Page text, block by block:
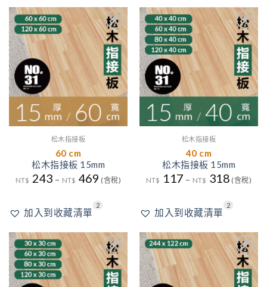
加入
到收
藏清
單
2
松木指接板
60 cm
松木指接板 15mm
NT$ 243 – NT$ 469 (含稅)
加入到收藏清單
2
加入
到收
藏清
單
2
松木指接板
40 cm
松木指接板 15mm
NT$ 117 – NT$ 318 (含稅)
加入到收藏清單
2
加入
到收
藏清
單
加入
到收
藏清
單
1